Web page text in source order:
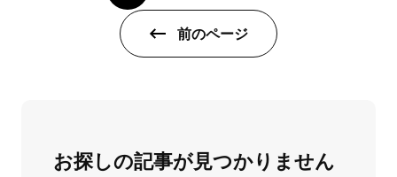
前のページ
お探しの記事が見つかりません